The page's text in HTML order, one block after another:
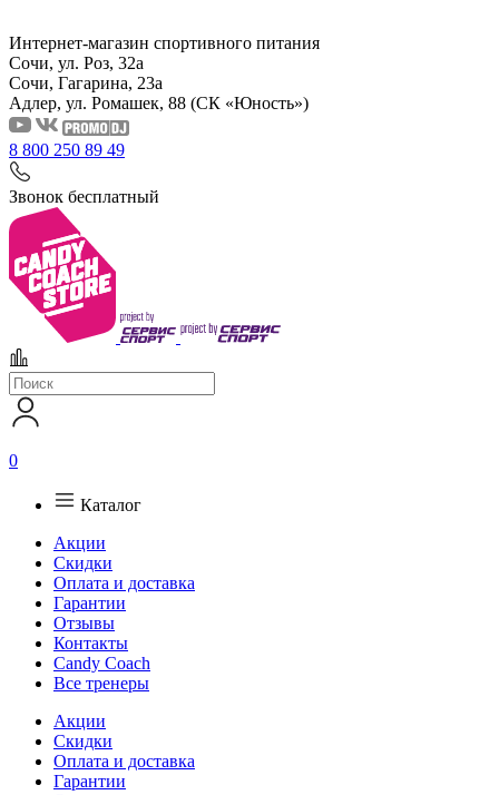
Интернет-магазин спортивного питания
Сочи, ул. Роз, 32а
Сочи, Гагарина, 23а
Адлер, ул. Ромашек, 88 (СК «Юность»)
8 800 250 89 49
Звонок бесплатный
0
Каталог
Акции
Скидки
Оплата и доставка
Гарантии
Отзывы
Контакты
Candy Coach
Все тренеры
Акции
Скидки
Оплата и доставка
Гарантии